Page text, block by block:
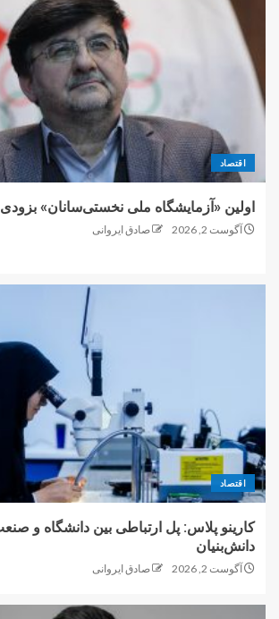
اقتصاد
اولین «آزمایشگاه ملی نخستی‌سانان»
آگوست 2, 2026 صادق ایروانی
اقتصاد
کارینو پلاس: پل ارتباطی بین دانشگاه و
دانش‌بنیان
آگوست 2, 2026 صادق ایروانی